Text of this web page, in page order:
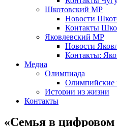
Шкотовский МР
Новости
Контакты
Яковлевский МР
Новости
Контакты:
Медиа
Олимпиада
Олимпийские
Истории из жизни
Контакты
«Семья в цифровом